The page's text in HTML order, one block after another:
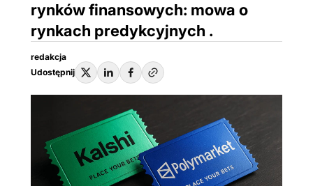
rynków finansowych: mowa o
rynkach predykcyjnych .
redakcja
Udostępnij